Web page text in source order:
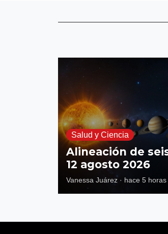
Salud y Ciencia
Alineación de
12 agosto 2026
Vanessa Juárez · hace 5 horas